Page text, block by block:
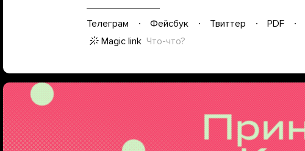
Телеграм Фейсбук Твиттер PDF
Magic link Что-что?